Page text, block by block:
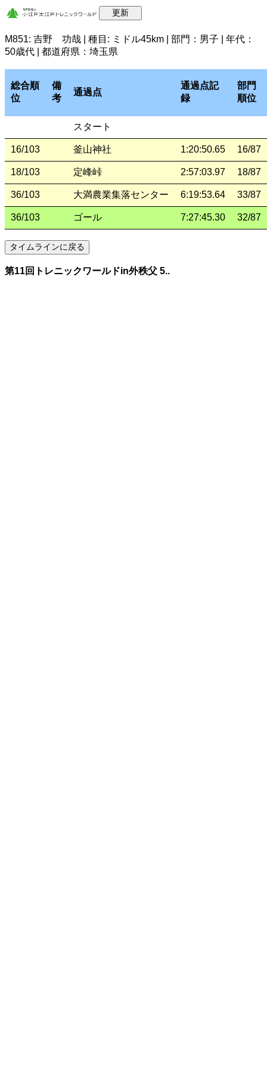
M851: 吉野 功哉 | 種目: ミドル45km | 部門：男子 | 年代：
50歳代 | 都道府県：埼玉県
総合順
位
備
考
通過点
通過点記
録
部門
順位
スタート
16/103 釜山神社 1:20:50.65 16/87
18/103 定峰峠 2:57:03.97 18/87
36/103 大満農業集落センター 6:19:53.64 33/87
36/103 ゴール 7:27:45.30 32/87
第11回トレニックワールドin外秩父 5..